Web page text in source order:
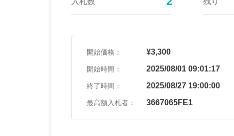
開始価格： ¥3,300
開始時間： 2025/08/01 09:01:17
終了時間： 2025/08/27 19:00:00
最高額入札者： 3667065FE1